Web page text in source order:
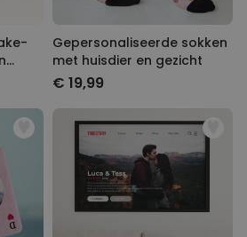
Gepersonaliseerde sokken
met huisdier en gezicht
€ 19,99